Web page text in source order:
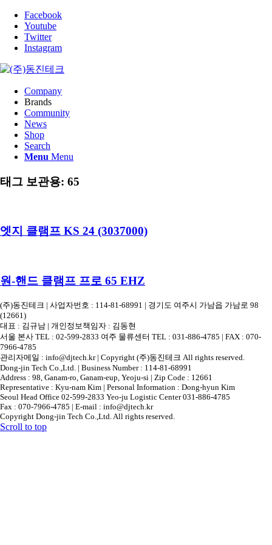
Facebook
Youtube
Twitter
Instagram
Company
Brands
Community
News
Shop
Search
Menu Menu
태그 보관용: 65
엣지 클램프 KS 24 (3037000)
원-핸드 클램프 프로 65 EHZ
(주)동진테크 | 사업자번호 : 114-81-68991 | 경기도 여주시 가남읍 가남로 98
(12661)
대표 : 김규남 | 개인정보책임자 : 김동현
서울 본사 TEL : 02-599-2833 여주 물류센터 TEL : 031-886-4785 | FAX : 070-
7966-4785
관리자메일 : info@djtech.kr | Copyright (주)동진테크 All rights reserved.
Dong-jin Tech Co.,Ltd. | Business Number : 114-81-68991
Address : 98, Ganam-ro, Ganam-eup, Yeoju-si | Zip Code : 12661
Representative : Kyu-nam Kim | Personal Information : Dong-hyun Kim
Seoul Head Office 02-599-2833 Yeo-ju Logistic Center 031-886-4785
Fax : 070-7966-4785 | E-mail : info@djtech.kr
Copyright Dong-jin Tech Co.,Ltd. All rights reserved.
Scroll to top